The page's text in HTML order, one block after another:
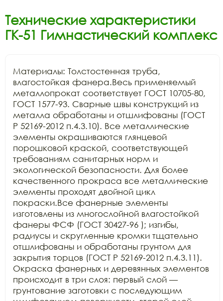
Технические характеристики
ГК-51 Гимнастический комплекс
Материалы: Толстостенная труба,
влагостойкая фанера.Весь применяемый
металлопрокат соответствует ГОСТ 10705-80,
ГОСТ 1577-93. Сварные швы конструкций из
металла обработаны и отшлифованы (ГОСТ
Р 52169-2012 п.4.3.10). Все металлические
элементы окрашиваются глянцевой
порошковой краской, соответствующей
требованиям санитарных норм и
экологической безопасности. Для более
качественного прокраса все металлические
элементы проходят двойной цикл
покраски.Все фанерные элементы
изготовлены из многослойной влагостойкой
фанеры ФСФ (ГОСТ 30427-96 ); изгибы,
радиусы и скругленные кромки тщательно
отшлифованы и обработаны грунтом для
закрытия торцов (ГОСТ Р 52169-2012 п.4.3.11).
Окраска фанерных и деревянных элементов
происходит в три слоя: первый слой —
грунтование заготовки с последующим